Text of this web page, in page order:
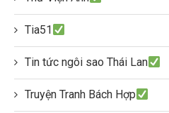
Tia51
Tin tức ngôi sao Thái Lan
Truyện Tranh Bách Hợp